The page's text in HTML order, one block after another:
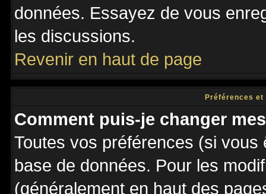
données. Essayez de vous
les discussions.
Revenir en haut de page
Préférences
Comment puis-je changer
Toutes vos préférences (si
base de données. Pour les
(généralement en haut des